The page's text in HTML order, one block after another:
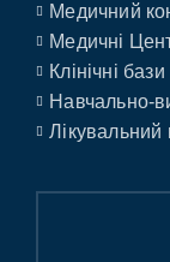
Медичний
Медичні
Клінічні бази
Навчально-
Лікувальний